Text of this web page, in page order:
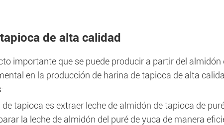
de alta calidad
importante que se puede producir a partir del almidón
en la producción de harina de tapioca de alta
tapioca es extraer leche de almidón de tapioca de
la leche de almidón del puré de yuca de manera